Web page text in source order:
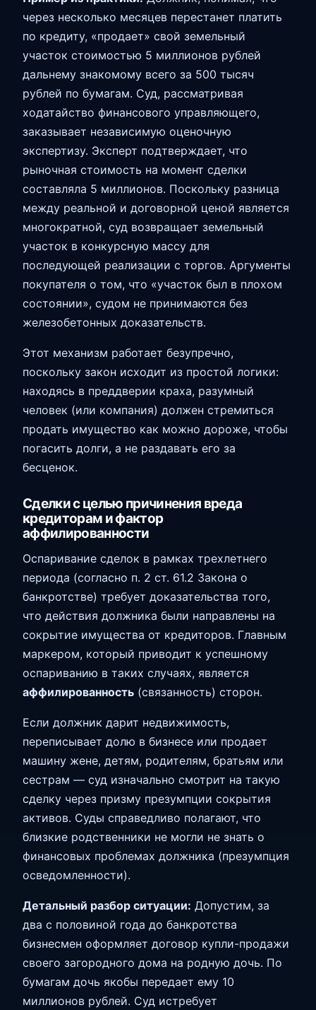
через несколько месяцев перестанет платить
по кредиту, «продает» свой земельный
участок стоимостью 5 миллионов рублей
дальнему знакомому всего за 500 тысяч
рублей по бумагам. Суд, рассматривая
ходатайство финансового управляющего,
заказывает независимую оценочную
экспертизу. Эксперт подтверждает, что
рыночная стоимость на момент сделки
составляла 5 миллионов. Поскольку разница
между реальной и договорной ценой является
многократной, суд возвращает земельный
участок в конкурсную массу для
последующей реализации с торгов. Аргументы
покупателя о том, что «участок был в плохом
состоянии», судом не принимаются без
железобетонных доказательств.
Этот механизм работает безупречно,
поскольку закон исходит из простой логики:
находясь в преддверии краха, разумный
человек (или компания) должен стремиться
продать имущество как можно дороже, чтобы
погасить долги, а не раздавать его за
бесценок.
Сделки с целью причинения вреда
кредиторам и фактор
аффилированности
Оспаривание сделок в рамках трехлетнего
периода (согласно п. 2 ст. 61.2 Закона о
банкротстве) требует доказательства того,
что действия должника были направлены на
сокрытие имущества от кредиторов. Главным
маркером, который приводит к успешному
оспариванию в таких случаях, является
аффилированность (связанность) сторон.
Если должник дарит недвижимость,
переписывает долю в бизнесе или продает
машину жене, детям, родителям, братьям или
сестрам — суд изначально смотрит на такую
сделку через призму презумпции сокрытия
активов. Суды справедливо полагают, что
близкие родственники не могли не знать о
финансовых проблемах должника (презумпция
осведомленности).
Детальный разбор ситуации: Допустим, за
два с половиной года до банкротства
бизнесмен оформляет договор купли-продажи
своего загородного дома на родную дочь. По
бумагам дочь якобы передает ему 10
миллионов рублей. Суд истребует